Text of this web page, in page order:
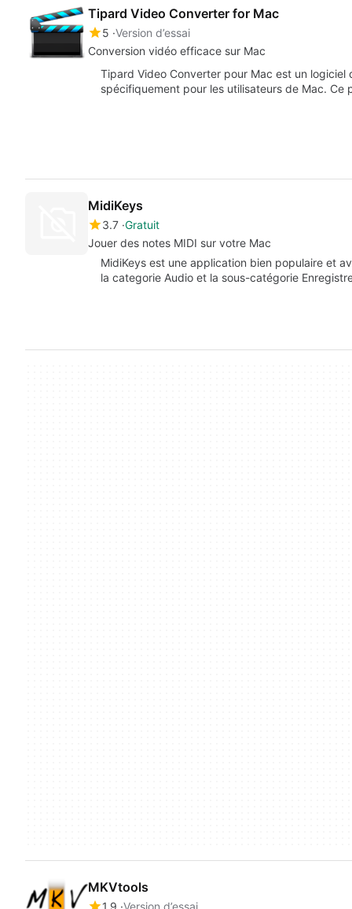
Tipard Video Converter for Mac
5 Version d’essai
Conversion vidéo efficace sur Mac
Tipard Video Converter pour Mac est un
spécifiquement pour les utilisateurs de Mac. Ce
MidiKeys
3.7 Gratuit
Jouer des notes MIDI sur votre Mac
MidiKeys est une application bien populaire et
la categorie Audio et la sous-catégorie
MKVtools